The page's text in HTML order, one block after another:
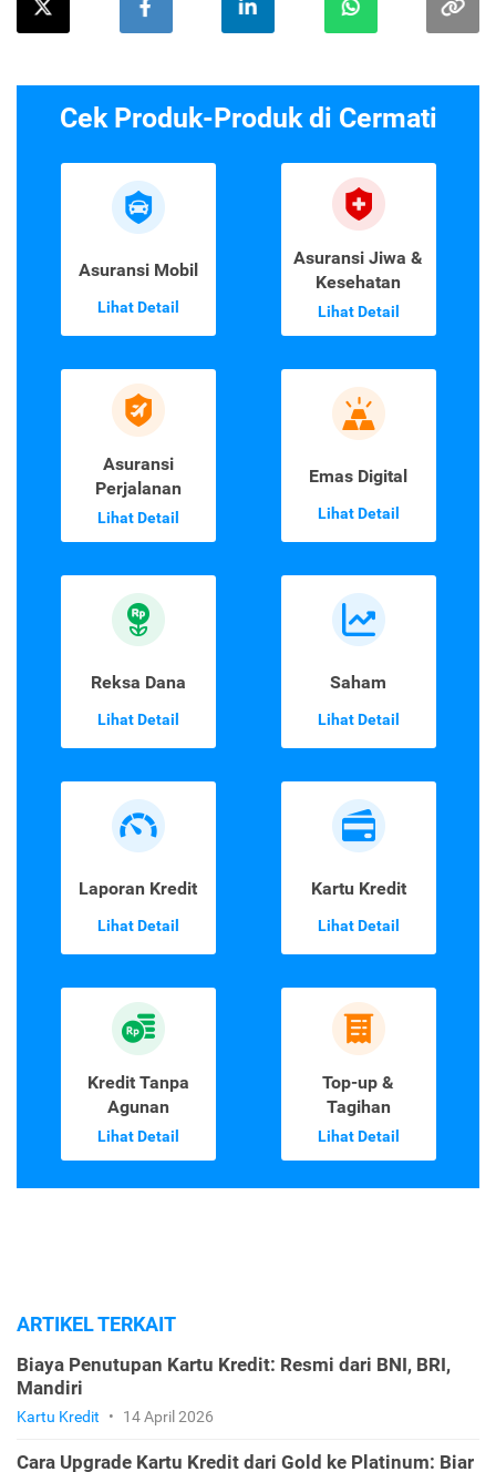
Cek Produk-Produk di Cermati
Asuransi Mobil
Lihat Detail
Asuransi Jiwa &
Kesehatan
Lihat Detail
Asuransi
Perjalanan
Lihat Detail
Emas Digital
Lihat Detail
Reksa Dana
Lihat Detail
Saham
Lihat Detail
Laporan Kredit
Lihat Detail
Kartu Kredit
Lihat Detail
Kredit Tanpa
Agunan
Lihat Detail
Top-up &
Tagihan
Lihat Detail
ARTIKEL TERKAIT
Biaya Penutupan Kartu Kredit: Resmi dari BNI, BRI,
Mandiri
Kartu Kredit • 14 April 2026
Cara Upgrade Kartu Kredit dari Gold ke Platinum: Biar